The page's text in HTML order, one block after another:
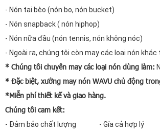
- Nón tai bèo (nón bo, nón bucket)
- Nón snapback ( nón hiphop)
- Nón nữa đầu (nón tennis, nón không nóc)
- Ngoài ra, chúng tôi còn may các loại nón khác
* Chúng tôi chuyên may các loại nón dùng làm:
* Đặc biệt, xưởng may nón WAVU chủ động
*Miễn phí thiết kế và giao hàng.
Chúng tôi cam kết:
- Đảm bảo chất lượng - Gía cả hợp lý